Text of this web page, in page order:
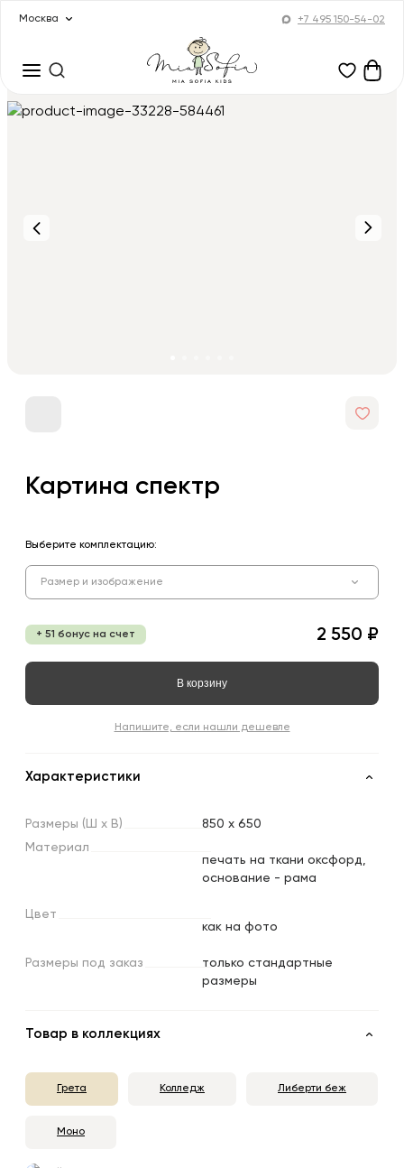
Москва +7 495 150-54-02
Картина спектр
Выберите комплектацию:
Размер и изображение
+ 51 бонус на счет 2 550 ₽
В корзину
Напишите, если нашли дешевле
Характеристики
Размеры (Ш х В)
850 x 650
Материал
печать на ткани оксфорд,
основание - рама
Цвет
как на фото
Размеры под заказ
только стандартные
размеры
Товар в коллекциях
Грета Колледж Либерти беж
Моно